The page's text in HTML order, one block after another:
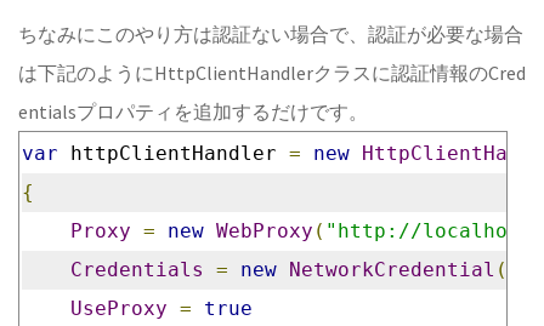
ちなみにこのやり方は認証ない場合で、認証が必要な場合
は下記のようにHttpClientHandlerクラスに認証情報のCred
entialsプロパティを追加するだけです。
var httpClientHandler = new
{
Proxy = new WebProxy ( "http://
Credentials
= new NetworkCredential (@
UseProxy =
true